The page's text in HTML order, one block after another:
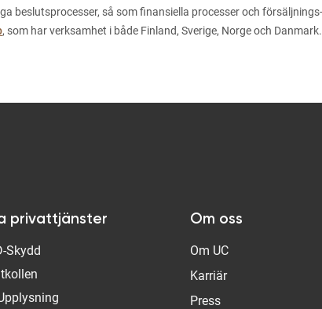
beslutsprocesser, så som finansiella processer och
, som har verksamhet i både Finland, Sverige, Norge och Danmark.
privattjänster
Skydd
Om oss
Om UC
Karriär
Press